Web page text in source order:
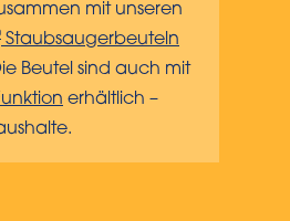
mit unseren
Staubsaugerbeuteln
Beutel sind auch mit
erhältlich –